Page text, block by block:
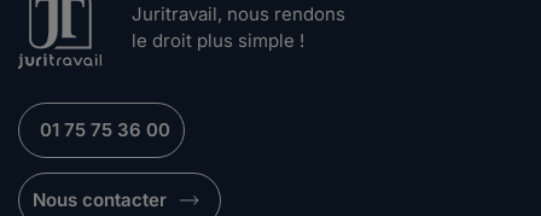
Juritravail, nous rendons
le droit plus simple !
01 75 75 36 00
Nous contacter